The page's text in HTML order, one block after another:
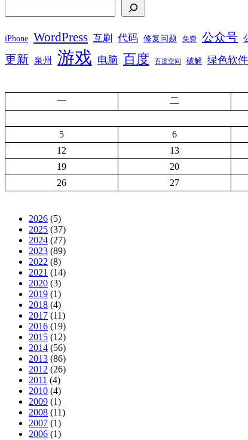
iPhone WordPress 互刷 代码 修复问题 免费 公众号
更新 泉州 游戏 电脑 百度 百度空间 破解 绿色软件
一
二
5
6
12
13
19
20
26
27
2026 (5)
2025 (37)
2024 (27)
2023 (89)
2022 (8)
2021 (14)
2020 (3)
2019 (1)
2018 (4)
2017 (11)
2016 (19)
2015 (12)
2014 (56)
2013 (86)
2012 (26)
2011 (4)
2010 (4)
2009 (1)
2008 (11)
2007 (1)
2006 (1)